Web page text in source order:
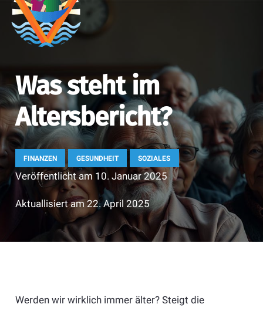
Was steht im
Altersbericht?
FINANZEN GESUNDHEIT SOZIALES
Veröffentlicht am 10. Januar 2025
Aktuallisiert am 22. April 2025
Werden wir wirklich immer älter? Steigt die